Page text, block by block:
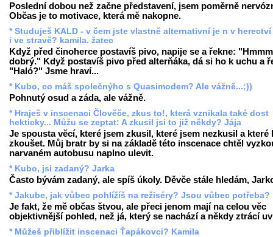
Poslední dobou než začne představení, jsem poměrně
Občas je to motivace, která mě nakopne.
* Studuješ KALD - v čem jste vlastně alternativní je n v
i ve stravě? kamila. žatec
Když před činoherce postavíš pivo, napije se a řekne:
dobrý." Když postavíš pivo před alterňáka, dá si ho k uchu a
"Haló?" Jsme hraví...
* Kubo, co máš společnýho s Quasimodem? Ale vážně...;))
Pohnutý osud a záda, ale vážně.
* Hraješ v inscenaci Člověče, zkus to!, která vznikala také dost
hekticky... Můžu se zeptat: A zkusil jsi to již někdy? Jája
Je spousta věcí, které jsem zkusil, které jsem nezkusil a které
zkoušet. Můj bratr by si na základě této inscenace chtěl
narvaném autobusu naplno ulevit.
* Kubo, jsi zadaný? Jarka
Často bývám zadaný, ale spíš úkoly. Děvče stále hledám,
* Jakube, jak vůbec pohlížíš na režiséry? Jsou vůbec potřeba?
Je fakt, že mě občas štvou, ale přeci jenom mají na celou věc
objektivnější pohled, než já, který se nachází a někdy ztrácí
* Můžeš přiblížit inscenaci Ťapákovci? Kamila